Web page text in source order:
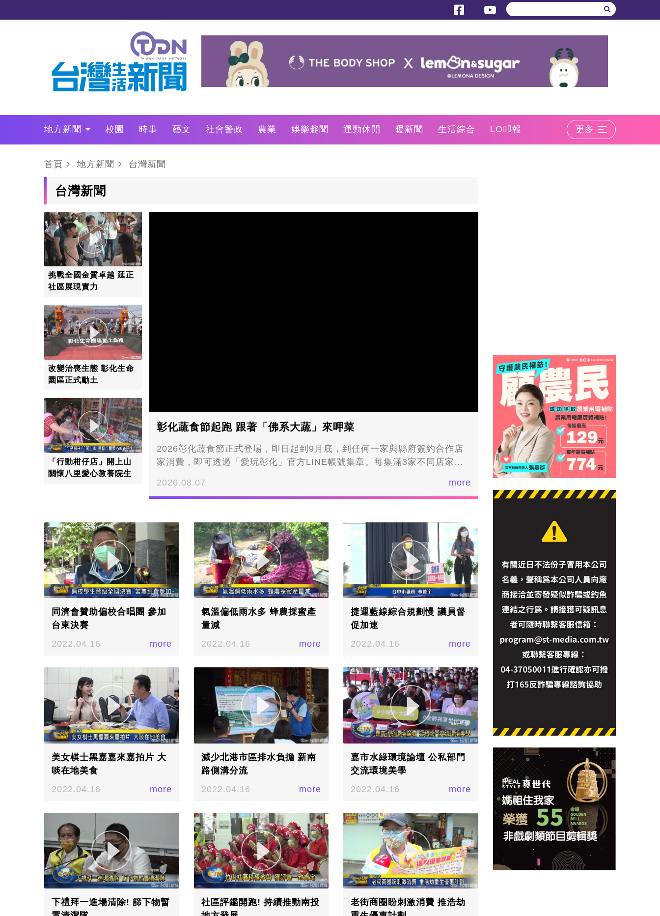
地方新聞 校園 時事 藝文 社會警政 農業 娛樂趣聞 運動休閒 暖新聞 生活綜合
LO叩報
政治
財經 LO叩敲敲門
更多
首頁 地方新聞 台灣新聞
台灣新聞
挑戰全國金質卓越 延正
社區展現實力
改變治喪生態 彰化生命
園區正式動土
「行動柑仔店」開上山
關懷八里愛心教養院生
彰化蔬食節起跑 跟著「佛系大蔬」來呷菜
2026彰化蔬食節正式登場，即日起到9月底，到任何一家與縣府簽約合作店
家消費，即可透過「愛玩彰化」官方LINE帳號集章。每集滿3家不同店家的
2026.08.07 more
同濟會贊助偏校合唱團 參加
台東決賽
2022.04.16
more
氣溫偏低雨水多 蜂農採蜜產
量減
2022.04.16
more
捷運藍線綜合規劃慢 議員督
促加速
2022.04.16
more
美女棋士黑嘉嘉來嘉拍片 大
啖在地美食
2022.04.16
more
減少北港市區排水負擔 新南
路側溝分流
2022.04.16
more
嘉市水綠環境論壇 公私部門
交流環境美學
2022.04.16
more
下禮拜一進場清除! 篩下物暫
社區評鑑開跑! 持續推動南投
老街商圈盼刺激消費 推浩劫